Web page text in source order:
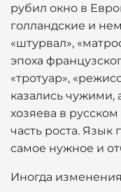
рубил окно в
голландские и
«штурвал»,
эпоха
«тротуар»,
казались
хозяева в
часть роста. Язык
самое нужное и
Иногда